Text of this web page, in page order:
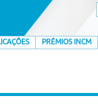
PRÉMIOS INCM